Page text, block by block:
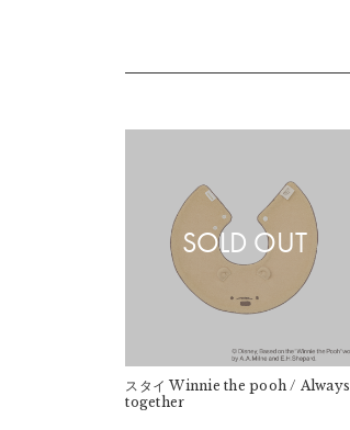
SOLD OUT
スタイ Winnie the pooh / Always
together